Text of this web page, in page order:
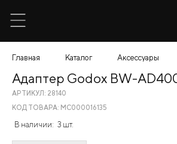
Главная Каталог Аксессуары
Адаптер Godox BW-
АРТИКУЛ: 28140
КОД ТОВАРА: МС000016135
В наличии: 3 шт.